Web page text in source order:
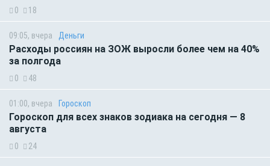
0 18
09:05, вчера Деньги
Расходы россиян на ЗОЖ выросли более чем на 40%
за полгода
0 48
01:00, вчера Гороскоп
Гороскоп для всех знаков зодиака на сегодня — 8
августа
0 24